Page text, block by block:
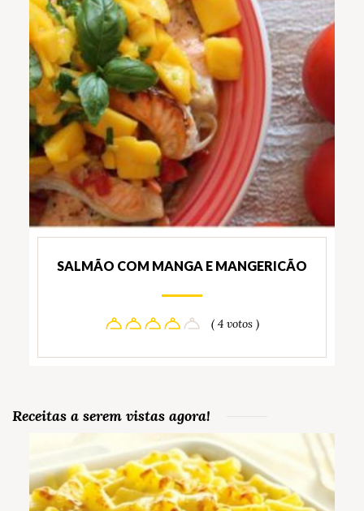
SALMÃO COM MANGA E MANGERICÃO
( 4 votos )
Receitas a serem vistas agora!